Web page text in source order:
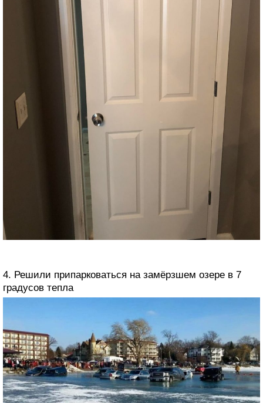
4. Решили припарковаться на замёрзшем озере в 7
градусов тепла